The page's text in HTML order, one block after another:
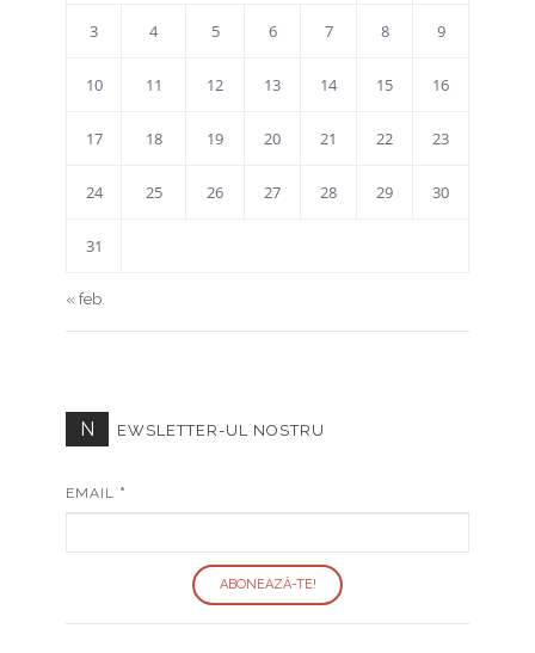
3 4 5 6 7 8 9
10 11 12 13 14 15 16
17 18 19 20 21 22 23
24 25 26 27 28 29 30
31
« feb.
N EWSLETTER-UL NOSTRU
EMAIL *